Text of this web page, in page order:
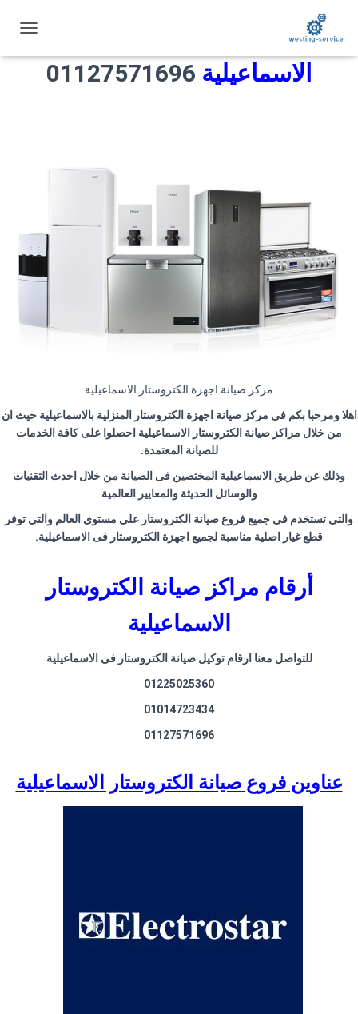
ب
رقم مركز صيانة الكتروستار
الاسماعيلية
مركز صيانة اجهزة الكتروستار الاسماعيلية
اهلا ومرحبا بكم فى مركز صيانة اجهزة الكتروستار المنزلية بالاسماعيلية حيث ان
من خلال مراكز صيانة الكتروستار الاسماعيلية احصلوا على كافة الخدمات
للصيانة المعتمدة.
وذلك عن طريق الاسماعيلية المختصين فى الصيانة من خلال احدث التقنيات
والوسائل الحديثة والمعايير العالمية
والتى تستخدم فى جميع فروع صيانة الكتروستار على مستوى العالم والتى توفر
قطع غيار اصلية مناسبة لجميع اجهزة الكتروستار فى الاسماعيلية.
أرقام مراكز صيانة الكتروستار
الاسماعيلية
للتواصل معنا ارقام توكيل صيانة الكتروستار فى الاسماعيلية
01225025360
01014723434
01127571696
عناوين فروع صيانة الكتروستار الاسماعيلية